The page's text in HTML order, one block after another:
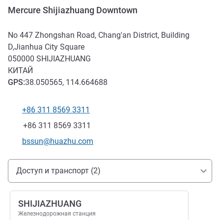
Mercure Shijiazhuang Downtown
No 447 Zhongshan Road, Chang'an District, Building
D,Jianhua City Square
050000 SHIJIAZHUANG
КИТАЙ
GPS:38.050565, 114.664688
Телефон
+86 311 8569 3311
Факс
+86 311 8569 3311
Контактный адрес электронной почты
bssun@huazhu.com
Доступ и транспорт
Доступ и транспорт (2)
SHIJIAZHUANG
Железнодорожная станция